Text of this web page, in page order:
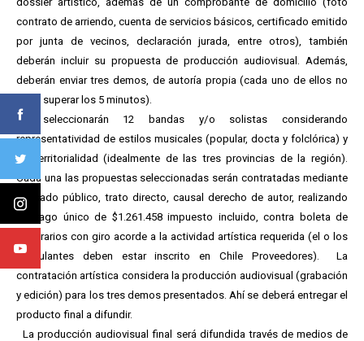
contrato de arriendo, cuenta de servicios básicos, certificado emitido
por junta de vecinos, declaración jurada, entre otros), también
deberán incluir su propuesta de producción audiovisual. Además,
deberán enviar tres demos, de autoría propia (cada uno de ellos no
debe superar los 5 minutos).
Se seleccionarán 12 bandas y/o solistas considerando
representatividad de estilos musicales (popular, docta y folclórica) y
de territorialidad (idealmente de las tres provincias de la región).
Cada una las propuestas seleccionadas serán contratadas mediante
mercado público, trato directo, causal derecho de autor, realizando
un pago único de $1.261.458 impuesto incluido, contra boleta de
honorarios con giro acorde a la actividad artística requerida (el o los
postulantes deben estar inscrito en Chile Proveedores). La
contratación artística considera la producción audiovisual (grabación
y edición) para los tres demos presentados. Ahí se deberá entregar el
producto final a difundir.
La producción audiovisual final será difundida través de medios de